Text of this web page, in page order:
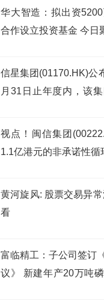
华大智造：拟出资
合作设立投资基金 今日
信星集团(01170.HK)公
月31日止年度内，该
视点！闽信集团
1.1亿港元的非承诺性循
黄河旋风: 股票交易异
看
富临精工：子公司签订
议》 新建年产20万吨
项目及配套10万吨热法